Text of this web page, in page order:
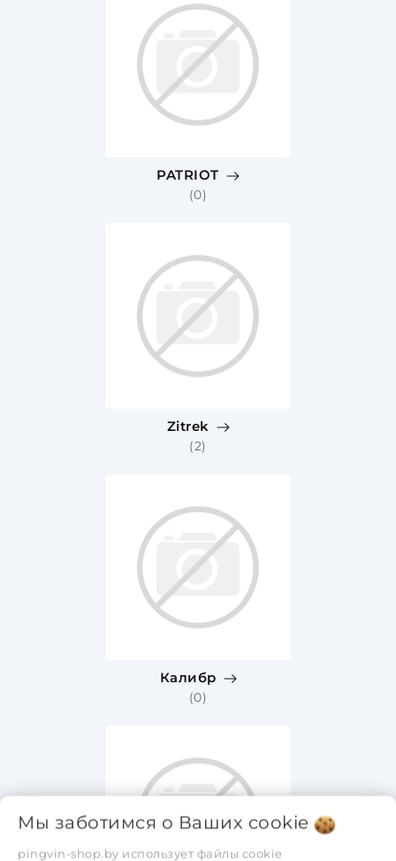
PATRIOT
(0)
Zitrek
(2)
Калибр
(0)
Мы заботимся о Ваших cookie
pingvin-shop.by использует файлы cookie